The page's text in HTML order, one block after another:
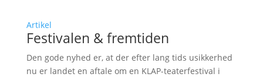
Artikel
Festivalen & fremtiden
Den gode nyhed er, at der efter lang tids usikkerhed
nu er landet en aftale om en KLAP-teaterfestival i